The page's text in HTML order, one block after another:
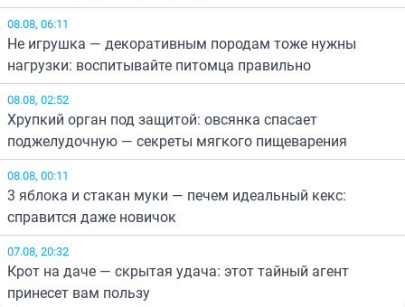
08.08, 06:11
Не игрушка — декоративным породам тоже нужны
нагрузки: воспитывайте питомца правильно
08.08, 02:52
Хрупкий орган под защитой: овсянка спасает
поджелудочную — секреты мягкого пищеварения
08.08, 00:11
3 яблока и стакан муки — печем идеальный кекс:
справится даже новичок
07.08, 20:32
Крот на даче — скрытая удача: этот тайный агент
принесет вам пользу